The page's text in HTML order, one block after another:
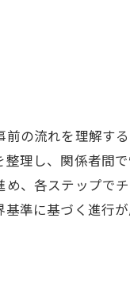
の流れを理解す
理し、関係者間
、各ステップで
準に基づく進行が